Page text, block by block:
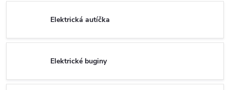
Elektrická autíčka
Elektrické buginy